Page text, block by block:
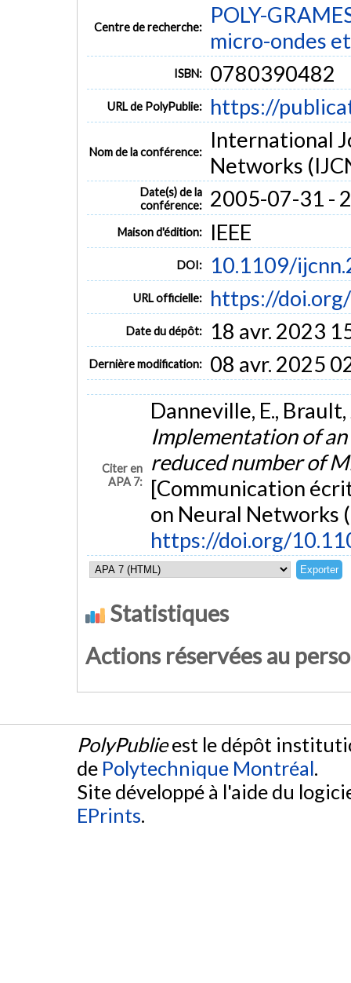
Centre de recherche:
POLY-
micro-ondes
ISBN: 0780390482
URL de PolyPublie: https://
Nom de la conférence:
International
Networks
Date(s) de la
conférence:
2005-07-31 -
Maison d'édition: IEEE
DOI: 10.1109/
URL officielle: https://
Date du dépôt: 18 avr. 2023
Dernière modification: 08 avr. 2025
Citer en
APA 7:
Danneville, E.,
Implementation of
reduced number of
[Communication
on Neural Networks
https://doi.org/
Statistiques
Actions réservées au
PolyPublieest le dépôt
de Polytechnique Montréal.
Site développé à l'aide du
EPrints.